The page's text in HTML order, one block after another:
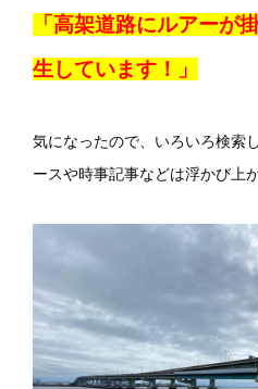
「高架道路にルアーが
生しています！」
気になったので、いろいろ検索
ースや時事記事などは浮かび上